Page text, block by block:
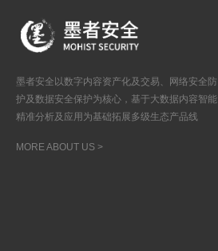
墨者安全以数字内容资产化及交易、网络安全防
护及数据安全保护为核心，基于大数据内容智能
精准分析及应用为基础拓展多级生态产品线
MORE ABOUT US >